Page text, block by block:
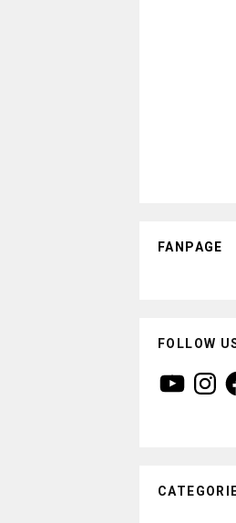
FANPAGE
FOLLOW
Y
o
n
m
F
a